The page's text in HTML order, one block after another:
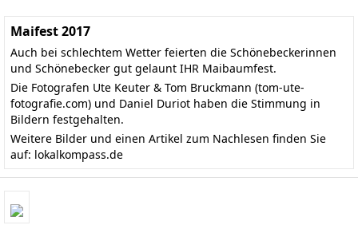
Maifest 2017
Auch bei schlechtem Wetter feierten die Schönebeckerinnen
und Schönebecker gut gelaunt IHR Maibaumfest.
Die Fotografen Ute Keuter & Tom Bruckmann (tom-ute-
fotografie.com) und Daniel Duriot haben die Stimmung in
Bildern festgehalten.
Weitere Bilder und einen Artikel zum Nachlesen finden Sie
auf: lokalkompass.de